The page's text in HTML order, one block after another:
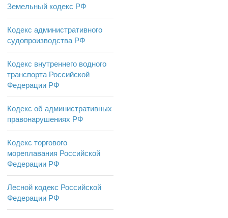
Земельный кодекс РФ
Кодекс административного
судопроизводства РФ
Кодекс внутреннего водного
транспорта Российской
Федерации РФ
Кодекс об административных
правонарушениях РФ
Кодекс торгового
мореплавания Российской
Федерации РФ
Лесной кодекс Российской
Федерации РФ